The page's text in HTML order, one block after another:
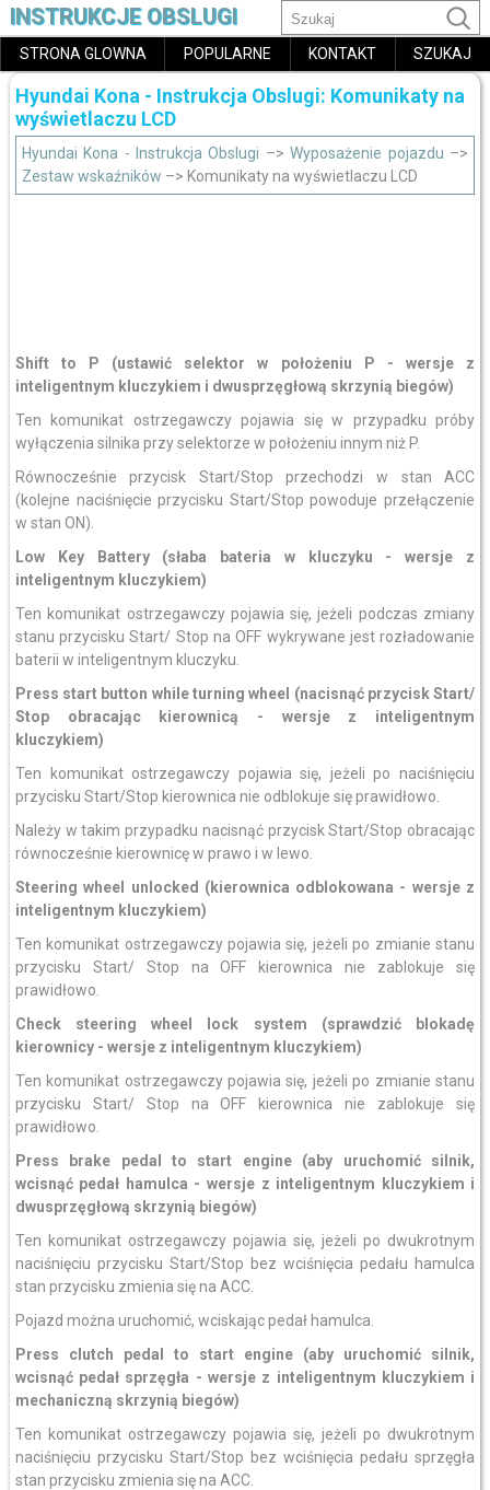
INSTRUKCJE OBSLUGI
STRONA GLOWNA POPULARNE KONTAKT SZUKAJ
Hyundai Kona - Instrukcja Obslugi: Komunikaty na
wyświetlaczu LCD
Hyundai Kona - Instrukcja Obslugi –>Wyposażenie pojazdu –>
Zestaw wskaźników –> Komunikaty na wyświetlaczu LCD
Shift to P (ustawić selektor w położeniu P - wersje z
inteligentnym kluczykiem i dwusprzęgłową skrzynią biegów)
Ten komunikat ostrzegawczy pojawia się w przypadku próby
wyłączenia silnika przy selektorze w położeniu innym niż P.
Równocześnie przycisk Start/Stop przechodzi w stan ACC
(kolejne naciśnięcie przycisku Start/Stop powoduje przełączenie
w stan ON).
Low Key Battery (słaba bateria w kluczyku - wersje z
inteligentnym kluczykiem)
Ten komunikat ostrzegawczy pojawia się, jeżeli podczas zmiany
stanu przycisku Start/ Stop na OFF wykrywane jest rozładowanie
baterii w inteligentnym kluczyku.
Press start button while turning wheel (nacisnąć przycisk Start/
Stop obracając kierownicą - wersje z inteligentnym
kluczykiem)
Ten komunikat ostrzegawczy pojawia się, jeżeli po naciśnięciu
przycisku Start/Stop kierownica nie odblokuje się prawidłowo.
Należy w takim przypadku nacisnąć przycisk Start/Stop obracając
równocześnie kierownicę w prawo i w lewo.
Steering wheel unlocked (kierownica odblokowana - wersje z
inteligentnym kluczykiem)
Ten komunikat ostrzegawczy pojawia się, jeżeli po zmianie stanu
przycisku Start/ Stop na OFF kierownica nie zablokuje się
prawidłowo.
Check steering wheel lock system (sprawdzić blokadę
kierownicy - wersje z inteligentnym kluczykiem)
Ten komunikat ostrzegawczy pojawia się, jeżeli po zmianie stanu
przycisku Start/ Stop na OFF kierownica nie zablokuje się
prawidłowo.
Press brake pedal to start engine (aby uruchomić silnik,
wcisnąć pedał hamulca - wersje z inteligentnym kluczykiem i
dwusprzęgłową skrzynią biegów)
Ten komunikat ostrzegawczy pojawia się, jeżeli po dwukrotnym
naciśnięciu przycisku Start/Stop bez wciśnięcia pedału hamulca
stan przycisku zmienia się na ACC.
Pojazd można uruchomić, wciskając pedał hamulca.
Press clutch pedal to start engine (aby uruchomić silnik,
wcisnąć pedał sprzęgła - wersje z inteligentnym kluczykiem i
mechaniczną skrzynią biegów)
Ten komunikat ostrzegawczy pojawia się, jeżeli po dwukrotnym
naciśnięciu przycisku Start/Stop bez wciśnięcia pedału sprzęgła
stan przycisku zmienia się na ACC.